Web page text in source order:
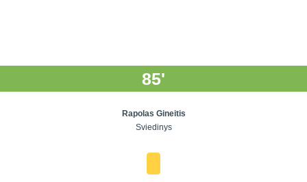
85'
Rapolas Gineitis
Sviedinys